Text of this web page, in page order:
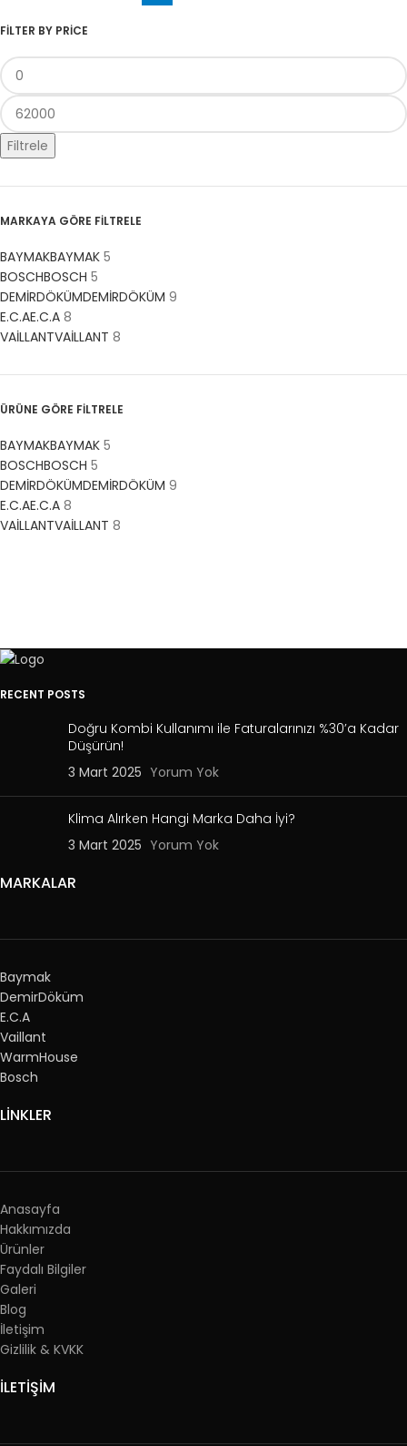
FILTER BY PRICE
Filtrele
MARKAYA GÖRE FİLTRELE
BAYMAKBAYMAK 5
BOSCHBOSCH 5
DEMİRDÖKÜMDEMİRDÖKÜM 9
E.C.AE.C.A 8
VAİLLANTVAİLLANT 8
ÜRÜNE GÖRE FİLTRELE
BAYMAKBAYMAK 5
BOSCHBOSCH 5
DEMİRDÖKÜMDEMİRDÖKÜM 9
E.C.AE.C.A 8
VAİLLANTVAİLLANT 8
RECENT POSTS
Doğru Kombi Kullanımı ile Faturalarınızı %30’a Kadar
Düşürün!
3 Mart 2025 Yorum Yok
Klima Alırken Hangi Marka Daha İyi?
3 Mart 2025 Yorum Yok
MARKALAR
Baymak
DemirDöküm
E.C.A
Vaillant
WarmHouse
Bosch
LİNKLER
Anasayfa
Hakkımızda
Ürünler
Faydalı Bilgiler
Galeri
Blog
İletişim
Gizlilik & KVKK
İLETİŞİM